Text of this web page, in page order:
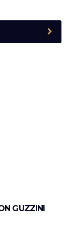
GUZZINI